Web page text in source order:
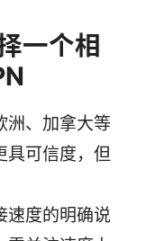
一个相
洲、加拿大等
具可信度，但
速度的明确说